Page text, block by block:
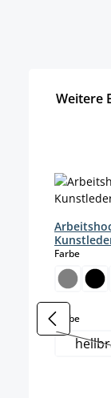
Weitere
Farbe
Farbe